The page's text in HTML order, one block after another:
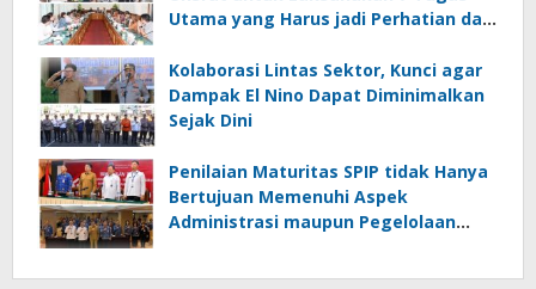
Utama yang Harus jadi Perhatian dan
Kolaborasi Lintas Sektor, Kunci agar
Dampak El Nino Dapat Diminimalkan
Sejak Dini
Penilaian Maturitas SPIP tidak Hanya
Bertujuan Memenuhi Aspek
Administrasi maupun Pegelolaan